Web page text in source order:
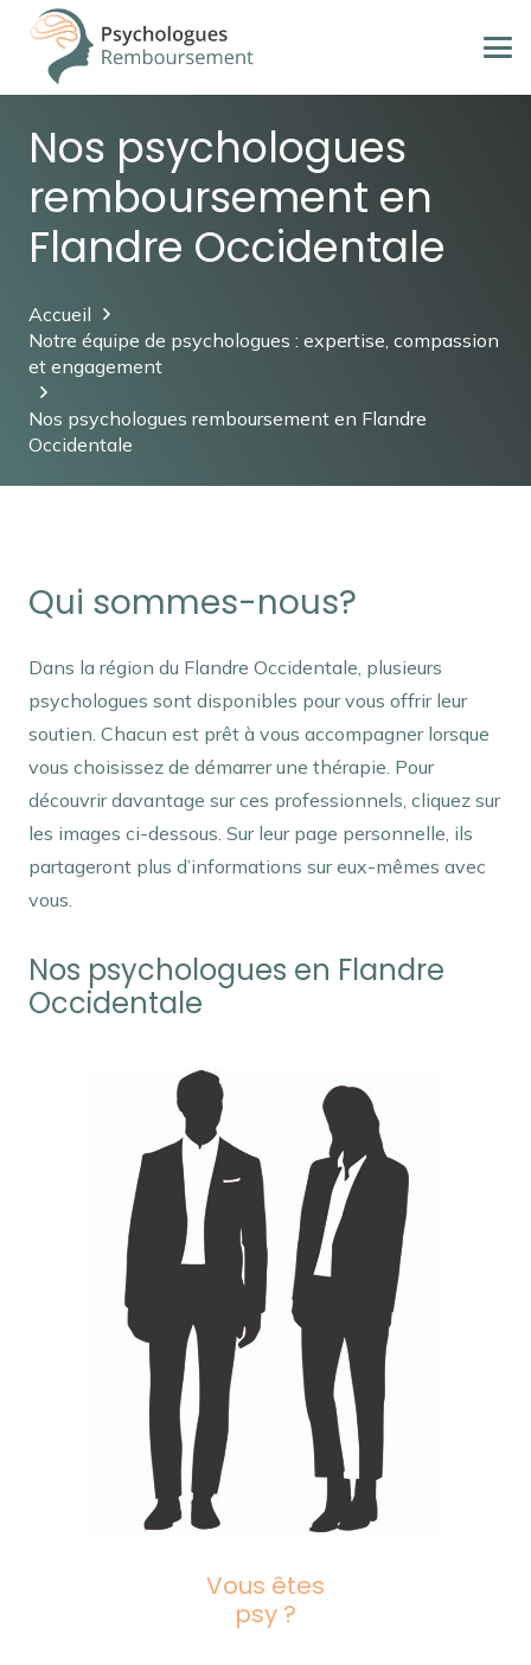
Nos psychologues
remboursement en
Flandre Occidentale
Accueil
Notre équipe de psychologues : expertise, compassion
et engagement
Nos psychologues remboursement en Flandre
Occidentale
Qui sommes-nous?
Dans la région du Flandre Occidentale, plusieurs
psychologues sont disponibles pour vous offrir leur
soutien. Chacun est prêt à vous accompagner lorsque
vous choisissez de démarrer une thérapie. Pour
découvrir davantage sur ces professionnels, cliquez sur
les images ci-dessous. Sur leur page personnelle, ils
partageront plus d’informations sur eux-mêmes avec
vous.
Nos psychologues en Flandre
Occidentale
Vous êtes
psy ?